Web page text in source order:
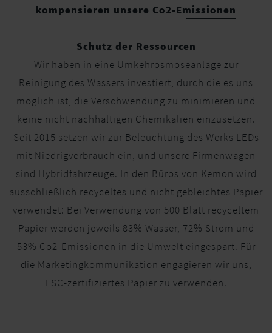
kompensieren unsere Co2-Emissionen
Schutz der Ressourcen
Wir haben in eine Umkehrosmoseanlage zur
Reinigung des Wassers investiert, durch die es uns
möglich ist, die Verschwendung zu minimieren und
keine nicht nachhaltigen Chemikalien einzusetzen.
Seit 2015 setzen wir zur Beleuchtung des Werks LEDs
mit Niedrigverbrauch ein, und unsere Firmenwagen
sind Hybridfahrzeuge. In den Büros von Kemon wird
ausschließlich recyceltes und nicht gebleichtes Papier
verwendet: Bei Verwendung von 500 Blatt recyceltem
Papier werden jeweils 83% Wasser, 72% Strom und
53% Co2-Emissionen in die Umwelt eingespart. Für
die Marketingkommunikation engagieren wir uns,
FSC-zertifiziertes Papier zu verwenden.